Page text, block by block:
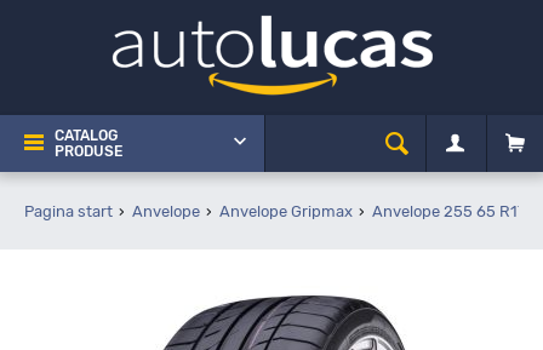
CATALOG
PRODUSE
Pagina start Anvelope Anvelope Gripmax Anvelope 255 65 R17